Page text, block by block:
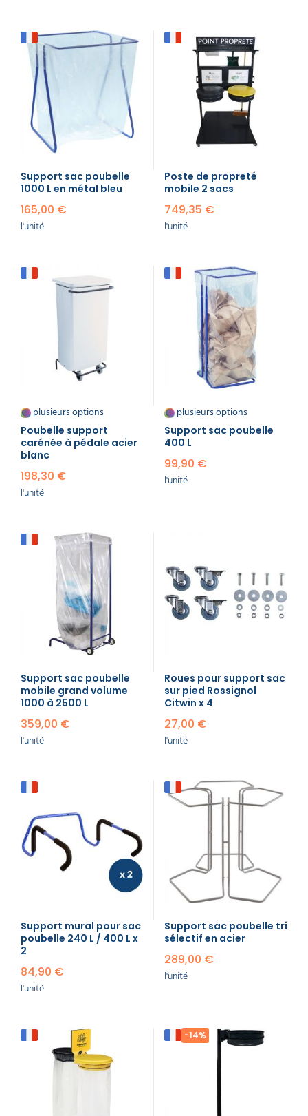
Support sac poubelle
1000 L en métal bleu
165,00 €
l'unité
Poste de propreté
mobile 2 sacs
749,35 €
l'unité
plusieurs options
Poubelle support
carénée à pédale acier
blanc
198,30 €
l'unité
plusieurs options
Support sac poubelle
400 L
99,90 €
l'unité
Support sac poubelle
mobile grand volume
1000 à 2500 L
359,00 €
l'unité
Roues pour support sac
sur pied Rossignol
Citwin x 4
27,00 €
l'unité
Support mural pour sac
poubelle 240 L / 400 L x
2
84,90 €
l'unité
Support sac poubelle tri
sélectif en acier
289,00 €
l'unité
-14%